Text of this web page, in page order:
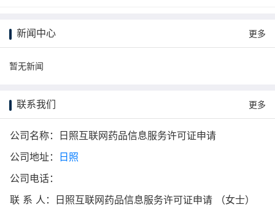
新闻中心 更多
暂无新闻
联系我们 更多
公司名称：日照互联网药品信息服务许可证申请
公司地址：
日照
公司电话：
联 系 人：日照互联网药品信息服务许可证申请 （女士）